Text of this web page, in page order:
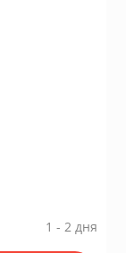
1 - 2 дня